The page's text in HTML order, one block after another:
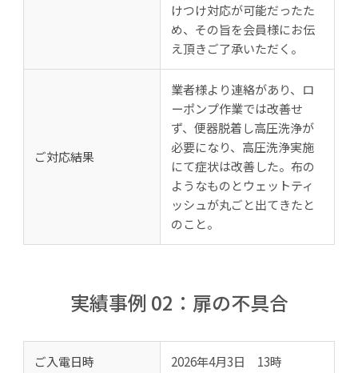
けつけ対応が可能だったた
め、その旨を会員様にお伝
え頂きご了承いただく。
ご対応結果
業者様より連絡があり、ロ
ーポンプ作業では改善せ
ず、便器脱着し高圧洗浄が
必要になり、高圧洗浄実施
にて症状は改善した。布の
ようなものとウェットティ
ッシュが丸ごと出てきたと
のこと。
実績事例 02：扉の不具合
ご入電日時 2026年4月3日 13時